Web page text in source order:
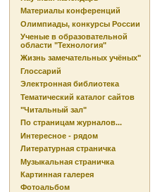
Материалы конференций
Олимпиады, конкурсы России
Ученые в образовательной
области "Технология"
Жизнь замечательных учёных"
Глоссарий
Электронная библиотека
Тематический каталог сайтов
"Читальный зал"
По страницам журналов...
Интересное - рядом
Литературная страничка
Музыкальная страничка
Картинная галерея
Фотоальбом